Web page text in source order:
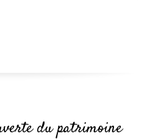
du patrimoine